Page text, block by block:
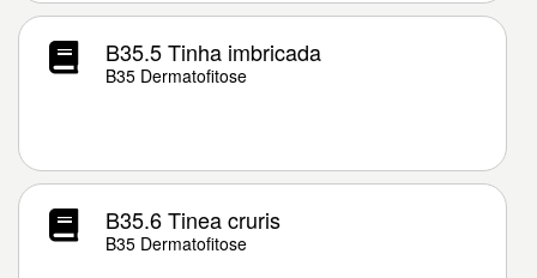
B35.5 Tinha imbricada
B35 Dermatofitose
B35.6 Tinea cruris
B35 Dermatofitose